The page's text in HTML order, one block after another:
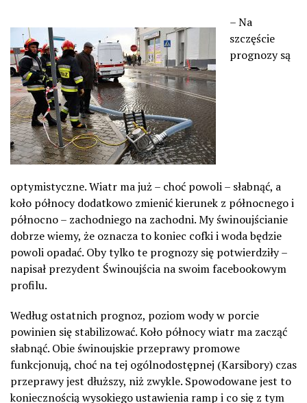
– Na
szczęście
prognozy są
optymistyczne. Wiatr ma już – choć powoli – słabnąć, a
koło północy dodatkowo zmienić kierunek z północnego i
północno – zachodniego na zachodni. My świnoujścianie
dobrze wiemy, że oznacza to koniec cofki i woda będzie
powoli opadać. Oby tylko te prognozy się potwierdziły –
napisał prezydent Świnoujścia na swoim facebookowym
profilu.
Według ostatnich prognoz, poziom wody w porcie
powinien się stabilizować. Koło północy wiatr ma zacząć
słabnąć. Obie świnoujskie przeprawy promowe
funkcjonują, choć na tej ogólnodostępnej (Karsibory) czas
przeprawy jest dłuższy, niż zwykle. Spowodowane jest to
koniecznością wysokiego ustawienia ramp i co się z tym